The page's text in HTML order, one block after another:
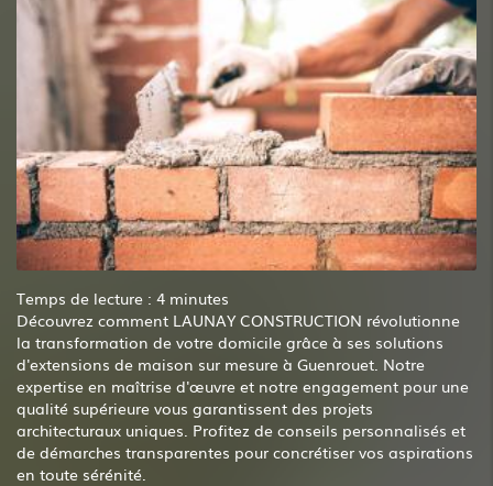
Temps de lecture : 4 minutes
Découvrez comment LAUNAY CONSTRUCTION révolutionne
la transformation de votre domicile grâce à ses solutions
d'extensions de maison sur mesure à Guenrouet. Notre
expertise en maîtrise d'œuvre et notre engagement pour une
qualité supérieure vous garantissent des projets
architecturaux uniques. Profitez de conseils personnalisés et
de démarches transparentes pour concrétiser vos aspirations
en toute sérénité.